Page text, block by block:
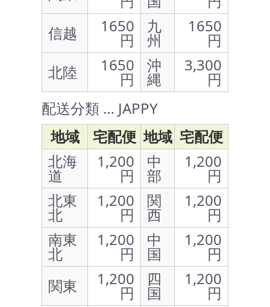
信越
1650
円
九
州
1650
円
北陸
1650
円
沖
縄
3,300
円
配送分類 … JAPPY
地域
宅配便 地域 宅配便
北海
道
1,200
円
中
部
1,200
円
北東
北
1,200
円
関
西
1,200
円
南東
北
1,200
円
中
国
1,200
円
関東
1,200
円
四
国
1,200
円